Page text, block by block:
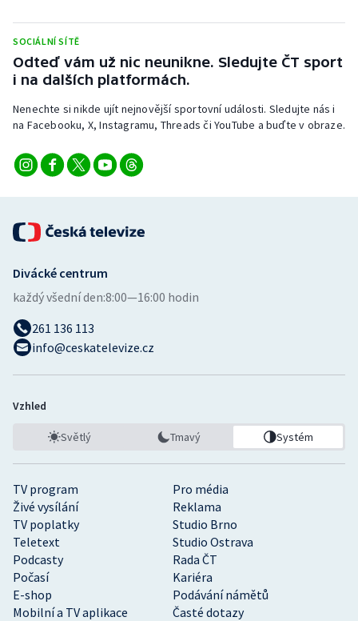
SOCIÁLNÍ SÍTĚ
Odteď vám už nic neunikne. Sledujte ČT sport
i na dalších platformách.
Nenechte si nikde ujít nejnovější sportovní události. Sledujte nás i
na Facebooku, X, Instagramu, Threads či YouTube a buďte v obraze.
TV program
Pro média
Živé vysílání
Reklama
TV poplatky
Studio Brno
Teletext
Studio Ostrava
Podcasty
Rada ČT
Počasí
Kariéra
E-shop
Podávání námětů
Mobilní a TV aplikace
Časté dotazy
Divácké centrum
každý všední den:8:00—16:00 hodin
261 136 113
info@ceskatelevize.cz
Vzhled
Světlý Tmavý Systém